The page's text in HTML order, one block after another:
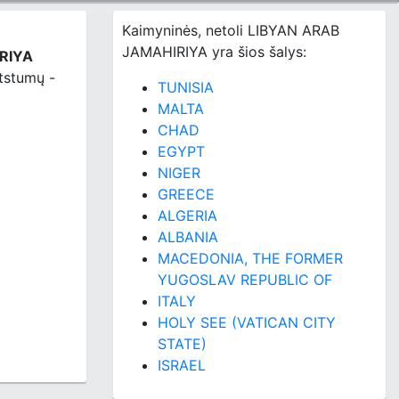
-
Kaimyninės, netoli LIBYAN ARAB
JAMAHIRIYA yra šios šalys:
TUNISIA
MALTA
CHAD
EGYPT
NIGER
GREECE
ALGERIA
ALBANIA
MACEDONIA, THE FORMER
YUGOSLAV REPUBLIC OF
ITALY
HOLY SEE (VATICAN CITY
STATE)
ISRAEL